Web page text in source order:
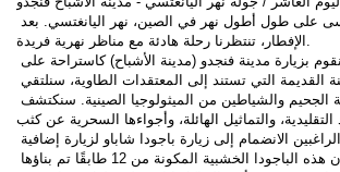
الإفطار، تنتظرنا رحلة هادئة مع مناظر نهرية فريدة.